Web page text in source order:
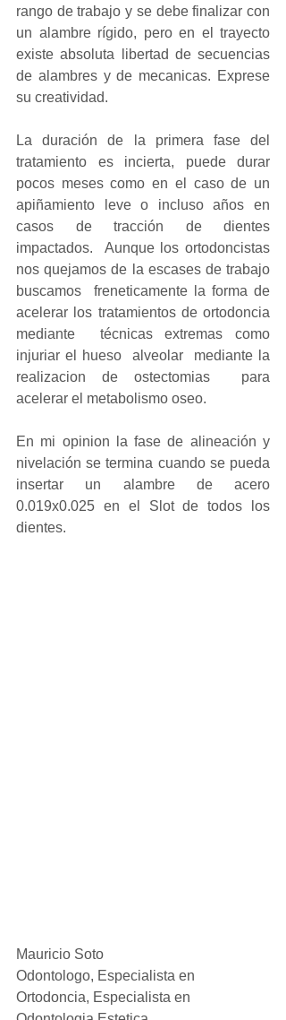
rango de trabajo y se debe finalizar con
un alambre rígido, pero en el trayecto
existe absoluta libertad de secuencias
de alambres y de mecanicas. Exprese
su creatividad.
La duración de la primera fase del
tratamiento es incierta, puede durar
pocos meses como en el caso de un
apiñamiento leve o incluso años en
casos de tracción de dientes
impactados.  Aunque los ortodoncistas
nos quejamos de la escases de trabajo
buscamos  freneticamente la forma de
acelerar los tratamientos de ortodoncia
mediante  técnicas extremas como
injuriar el hueso  alveolar  mediante la
realizacion de ostectomias  para
acelerar el metabolismo oseo.
En mi opinion la fase de alineación y
nivelación se termina cuando se pueda
insertar un alambre de acero
0.019x0.025 en el Slot de todos los
dientes.
Mauricio Soto
Odontologo, Especialista en
Ortodoncia, Especialista en